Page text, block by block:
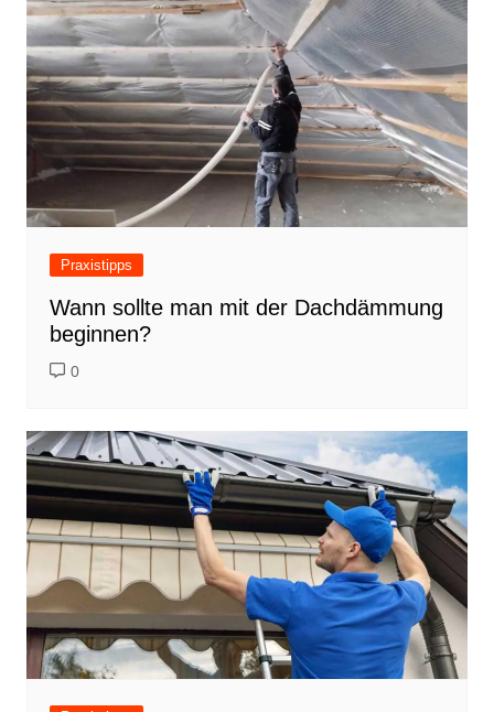
Praxistipps
Wann sollte man mit der Dachdämmung
beginnen?
0